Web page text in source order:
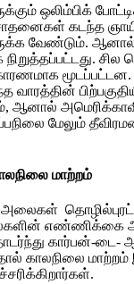
ஒலிம்பிக்
கடந்த
வேண்டும். ஆனால்
சில
ஆனால்
மேலும்
மாற்றம்
எண்ணிக்கை
கார்பன்-டை-
காலநிலை